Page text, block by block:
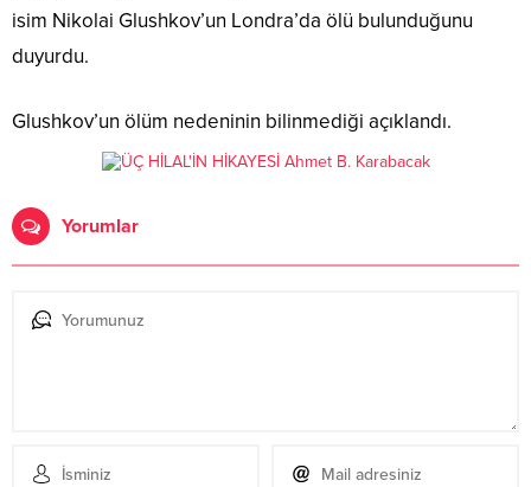
isim Nikolai Glushkov’un Londra’da ölü bulunduğunu
duyurdu.
Glushkov’un ölüm nedeninin bilinmediği açıklandı.
Yorumlar